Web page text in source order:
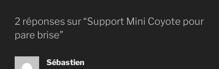
2 réponses sur “Support Mini Coyote pour
pare brise”
Sébastien